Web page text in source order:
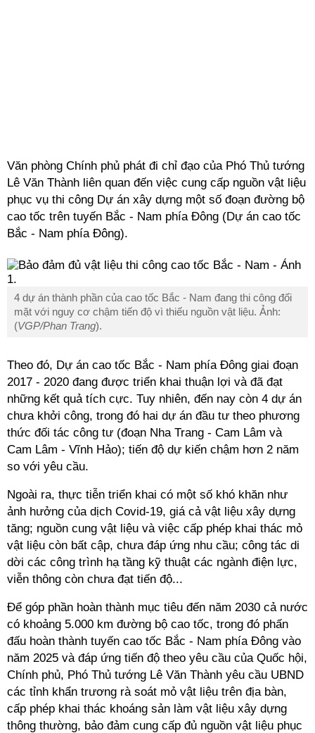
Văn phòng Chính phủ phát đi chỉ đạo của Phó Thủ tướng
Lê Văn Thành liên quan đến việc cung cấp nguồn vật liệu
phục vụ thi công Dự án xây dựng một số đoạn đường bộ
cao tốc trên tuyến Bắc - Nam phía Đông (Dự án cao tốc
Bắc - Nam phía Đông).
4 dự án thành phần của cao tốc Bắc - Nam đang thi công đối
mặt với nguy cơ chậm tiến độ vì thiếu nguồn vật liệu. Ảnh:
(VGP/Phan Trang).
Theo đó, Dự án cao tốc Bắc - Nam phía Đông giai đoạn
2017 - 2020 đang được triển khai thuận lợi và đã đạt
những kết quả tích cực. Tuy nhiên, đến nay còn 4 dự án
chưa khởi công, trong đó hai dự án đầu tư theo phương
thức đối tác công tư (đoạn Nha Trang - Cam Lâm và
Cam Lâm - Vĩnh Hảo); tiến độ dự kiến chậm hơn 2 năm
so với yêu cầu.
Ngoài ra, thực tiễn triển khai có một số khó khăn như
ảnh hưởng của dịch Covid-19, giá cả vật liệu xây dựng
tăng; nguồn cung vật liệu và việc cấp phép khai thác mỏ
vật liệu còn bất cập, chưa đáp ứng nhu cầu; công tác di
dời các công trình hạ tầng kỹ thuật các ngành điện lực,
viễn thông còn chưa đạt tiến độ...
Để góp phần hoàn thành mục tiêu đến năm 2030 cả nước
có khoảng 5.000 km đường bộ cao tốc, trong đó phấn
đấu hoàn thành tuyến cao tốc Bắc - Nam phía Đông vào
năm 2025 và đáp ứng tiến độ theo yêu cầu của Quốc hội,
Chính phủ, Phó Thủ tướng Lê Văn Thành yêu cầu UBND
các tỉnh khẩn trương rà soát mỏ vật liệu trên địa bàn,
cấp phép khai thác khoáng sản làm vật liệu xây dựng
thông thường, bảo đảm cung cấp đủ nguồn vật liệu phục